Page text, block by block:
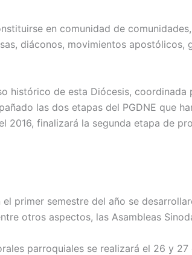
en comunidad de
diáconos, movimientos apostólicos,
histórico de esta Diócesis,
las dos etapas del PGDNE que
2016, finalizará la segunda etapa de
primer semestre del año se
otros aspectos, las Asambleas
parroquiales se realizará el 26 y 27